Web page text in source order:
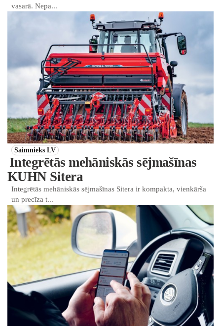
vasarā. Nepa...
Saimnieks LV
Integrētās mehāniskās sējmašīnas
KUHN Sitera
Integrētās mehāniskās sējmašīnas Sitera ir kompakta, vienkārša
un precīza t...